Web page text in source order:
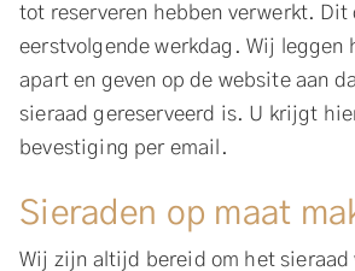
tot reserveren hebben verwerkt. Dit
eerstvolgende werkdag. Wij leggen
apart en geven op de website aan
sieraad gereserveerd is. U krijgt
bevestiging per email.
Sieraden op maat
Wij zijn altijd bereid om het sieraad